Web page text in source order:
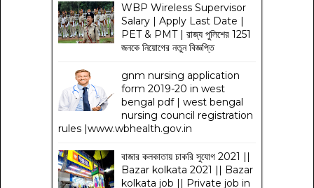
WBP Wireless Supervisor
Salary | Apply Last Date |
PET & PMT | রাজ্য পুলিশের 1251
জনকে নিয়োগের নতুন বিজ্ঞপ্তি
gnm nursing application
form 2019-20 in west
bengal pdf | west bengal
nursing council registration
rules |www.wbhealth.gov.in
বাজার কলকাতায় চাকরি সুযোগ 2021 ||
Bazar kolkata 2021 || Bazar
kolkata job || Private job in